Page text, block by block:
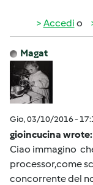
Accedi o
Magat
Gio, 03/10/2016 -
gioincucina wrote:
Ciao immagino
processor,come
concorrente del